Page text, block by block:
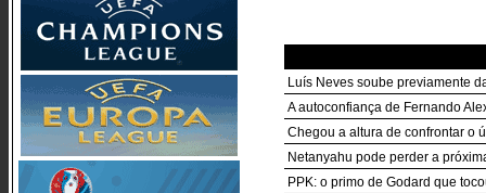
Luís Neves soube previamente
A autoconfiança de Fernando
Chegou a altura de confrontar o
Netanyahu pode perder a
PPK: o primo de Godard que